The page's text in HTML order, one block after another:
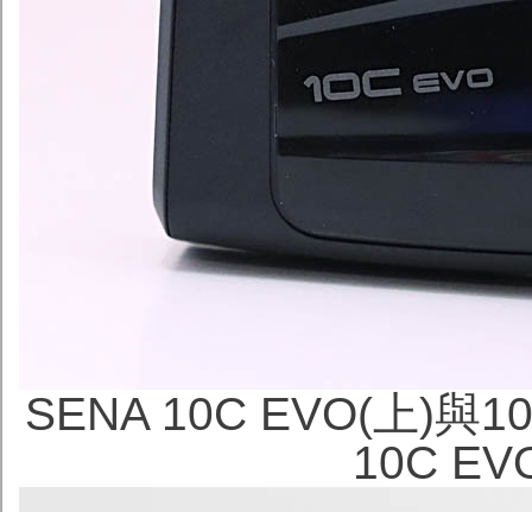
SENA 10C EVO(上)與
10C